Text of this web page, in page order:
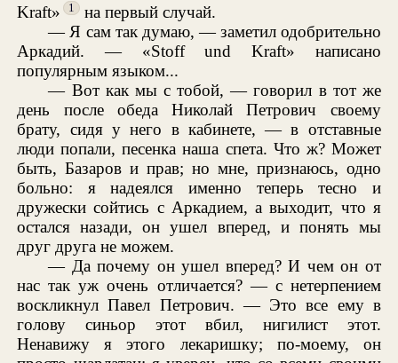
Kraft»
1
на первый случай.
— Я сам так думаю, — заметил одобрительно
Аркадий. — «Stoff und Kraft» написано
популярным языком...
— Вот как мы с тобой, — говорил в тот же
день после обеда Николай Петрович своему
брату, сидя у него в кабинете, — в отставные
люди попали, песенка наша спета. Что ж? Может
быть, Базаров и прав; но мне, признаюсь, одно
больно: я надеялся именно теперь тесно и
дружески сойтись с Аркадием, а выходит, что я
остался назади, он ушел вперед, и понять мы
друг друга не можем.
— Да почему он ушел вперед? И чем он от
нас так уж очень отличается? — с нетерпением
воскликнул Павел Петрович. — Это все ему в
голову синьор этот вбил, нигилист этот.
Ненавижу я этого лекаришку; по-моему, он